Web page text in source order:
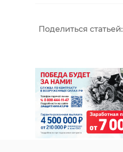
Поделиться статьей: